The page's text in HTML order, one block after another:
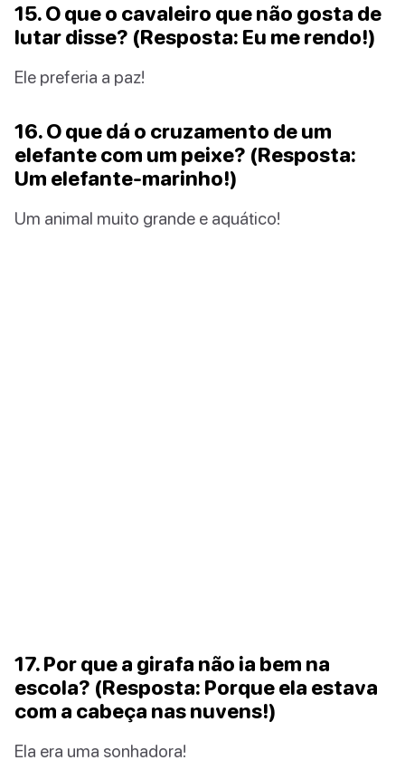
15. O que o cavaleiro que não gosta de
lutar disse? (Resposta: Eu me rendo!)
Ele preferia a paz!
16. O que dá o cruzamento de um
elefante com um peixe? (Resposta:
Um elefante-marinho!)
Um animal muito grande e aquático!
17. Por que a girafa não ia bem na
escola? (Resposta: Porque ela estava
com a cabeça nas nuvens!)
Ela era uma sonhadora!